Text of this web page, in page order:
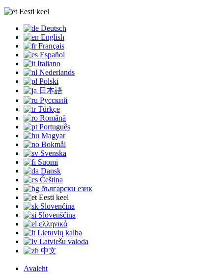
Eesti keel
Deutsch
English
Français
Español
Italiano
Nederlands
Polski
日本語
Русский
Türkçe
Română
Português
Magyar
Bokmål
Svenska
Suomi
Dansk
Čeština
български език
Eesti keel
Slovenčina
Slovenščina
ελληνικά
Lietuvių kalba
Latviešu valoda
中文
Avaleht